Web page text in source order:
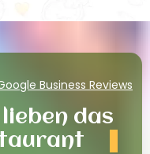
Business Reviews
das